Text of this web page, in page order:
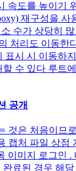
속도를 높이기
재구성을 사
수가 상당히
처리도 이동한
표시 시 이동하
수 있다 루트
공개
것은 처음이므
캡처 파일 상점
이미지 로그인 .
료된 경우 해